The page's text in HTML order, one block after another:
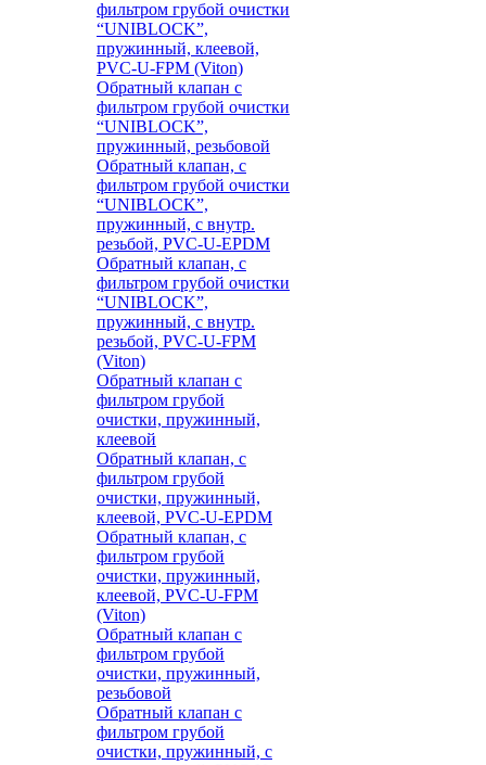
фильтром грубой очистки
“UNIBLOCK”,
пружинный, клеевой,
PVC-U-FPM (Viton)
Обратный клапан с
фильтром грубой очистки
“UNIBLOCK”,
пружинный, резьбовой
Обратный клапан, с
фильтром грубой очистки
“UNIBLOCK”,
пружинный, с внутр.
резьбой, PVC-U-EPDM
Обратный клапан, с
фильтром грубой очистки
“UNIBLOCK”,
пружинный, с внутр.
резьбой, PVC-U-FPM
(Viton)
Обратный клапан с
фильтром грубой
очистки, пружинный,
клеевой
Обратный клапан, с
фильтром грубой
очистки, пружинный,
клеевой, PVC-U-EPDM
Обратный клапан, с
фильтром грубой
очистки, пружинный,
клеевой, PVC-U-FPM
(Viton)
Обратный клапан с
фильтром грубой
очистки, пружинный,
резьбовой
Обратный клапан с
фильтром грубой
очистки, пружинный, с